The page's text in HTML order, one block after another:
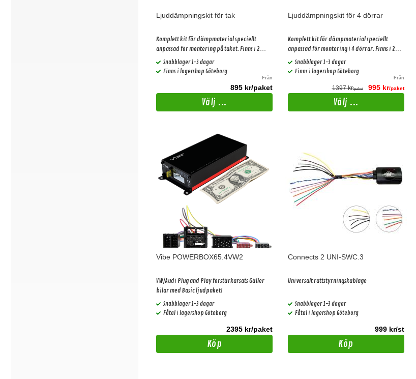
Ljuddämpningskit för tak
Komplett kit för dämpmaterial speciellt
anpassad för montering på taket. Finns i 2
olika prisklasser.
Snabblager 1-3 dagar
Finns i lagershop Göteborg
Från
895 kr/paket
Välj ...
Ljuddämpningskit för 4 dörrar
Komplett kit för dämpmaterial speciellt
anpassad för montering i 4 dörrar. Finns i 2
olika prisklasser.
Snabblager 1-3 dagar
Finns i lagershop Göteborg
Från
1397 kr/paket 995 kr/paket
Välj ...
Vibe POWERBOX65.4VW2
VW/Audi Plug and Play förstärkarsats Gäller
bilar med Basic ljudpaket!
Snabblager 1-3 dagar
Fåtal i lagershop Göteborg
2395 kr/paket
Köp
Connects 2 UNI-SWC.3
Universalt rattstyrningskablage
Snabblager 1-3 dagar
Fåtal i lagershop Göteborg
999 kr/st
Köp